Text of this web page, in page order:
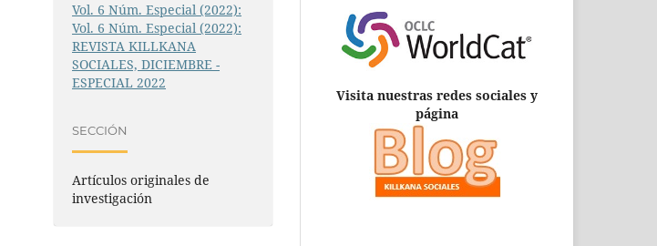
Vol. 6 Núm. Especial (2022):
Vol. 6 Núm. Especial (2022):
REVISTA KILLKANA
SOCIALES, DICIEMBRE -
ESPECIAL 2022
SECCIÓN
Artículos originales de
investigación
Visita nuestras redes sociales y
página